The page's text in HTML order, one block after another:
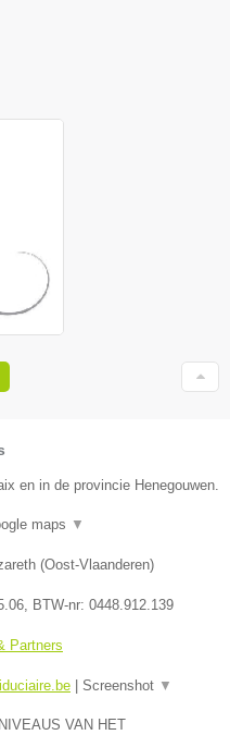
en in de provincie Henegouwen.
maps ▼
(Oost-Vlaanderen)
, BTW-nr: 0448.912.139
Partners
Screenshot ▼
VAN HET